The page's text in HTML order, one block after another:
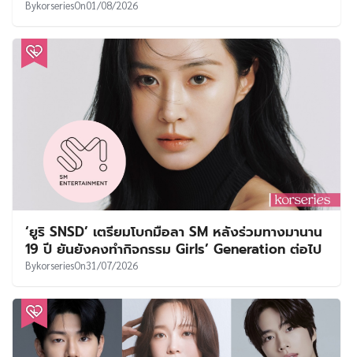
BykorseriesOn01/08/2026
‘ยูริ SNSD’ เตรียมโบกมือลา SM หลังร่วมทางมานาน
19 ปี ยันยังคงทำกิจกรรม Girls’ Generation ต่อไป
BykorseriesOn31/07/2026